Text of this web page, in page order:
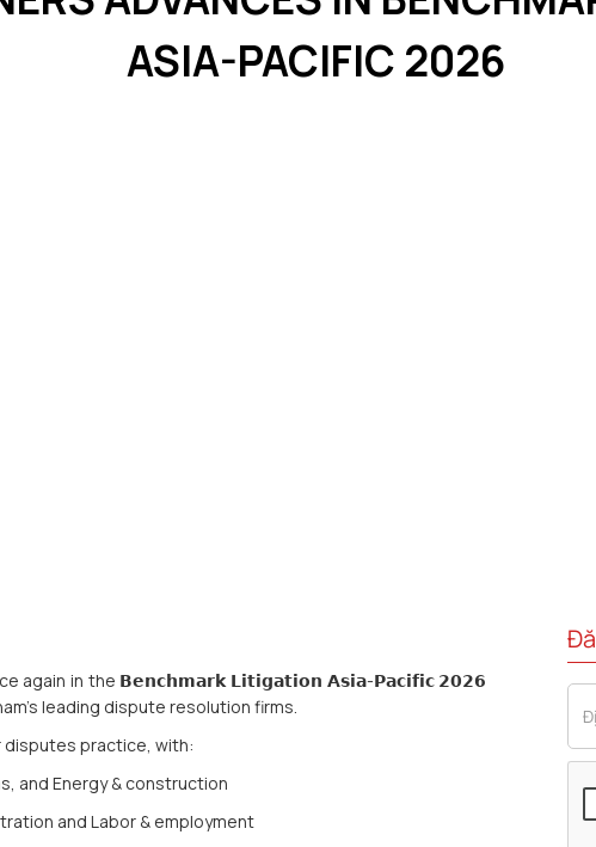
ASIA-PACIFIC 2026
again in the 𝗕𝗲𝗻𝗰𝗵𝗺𝗮𝗿𝗸 𝗟𝗶𝘁𝗶𝗴𝗮𝘁𝗶𝗼𝗻 𝗔𝘀𝗶𝗮-𝗣𝗮𝗰𝗶𝗳𝗶𝗰 𝟮𝟬𝟮𝟲
leading dispute resolution firms.
disputes practice, with:
and Energy & construction
and Labor & employment